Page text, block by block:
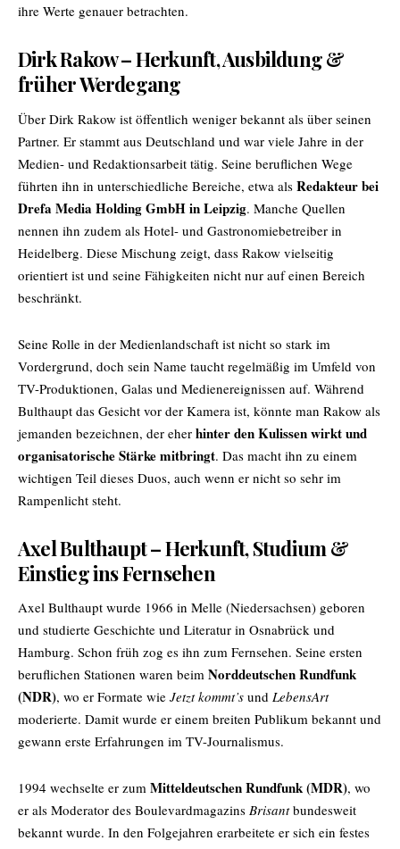
ihre Werte genauer betrachten.
Dirk Rakow – Herkunft, Ausbildung &
früher Werdegang
Über Dirk Rakow ist öffentlich weniger bekannt als über seinen
Partner. Er stammt aus Deutschland und war viele Jahre in der
Medien- und Redaktionsarbeit tätig. Seine beruflichen Wege
führten ihn in unterschiedliche Bereiche, etwa als Redakteur bei
Drefa Media Holding GmbH in Leipzig. Manche Quellen
nennen ihn zudem als Hotel- und Gastronomiebetreiber in
Heidelberg. Diese Mischung zeigt, dass Rakow vielseitig
orientiert ist und seine Fähigkeiten nicht nur auf einen Bereich
beschränkt.
Seine Rolle in der Medienlandschaft ist nicht so stark im
Vordergrund, doch sein Name taucht regelmäßig im Umfeld von
TV-Produktionen, Galas und Medienereignissen auf. Während
Bulthaupt das Gesicht vor der Kamera ist, könnte man Rakow als
jemanden bezeichnen, der eher hinter den Kulissen wirkt und
organisatorische Stärke mitbringt. Das macht ihn zu einem
wichtigen Teil dieses Duos, auch wenn er nicht so sehr im
Rampenlicht steht.
Axel Bulthaupt – Herkunft, Studium &
Einstieg ins Fernsehen
Axel Bulthaupt wurde 1966 in Melle (Niedersachsen) geboren
und studierte Geschichte und Literatur in Osnabrück und
Hamburg. Schon früh zog es ihn zum Fernsehen. Seine ersten
beruflichen Stationen waren beim Norddeutschen Rundfunk
(NDR), wo er Formate wie Jetzt kommt’s und LebensArt
moderierte. Damit wurde er einem breiten Publikum bekannt und
gewann erste Erfahrungen im TV-Journalismus.
1994 wechselte er zum Mitteldeutschen Rundfunk (MDR), wo
er als Moderator des Boulevardmagazins Brisantbundesweit
bekannt wurde. In den Folgejahren erarbeitete er sich ein festes